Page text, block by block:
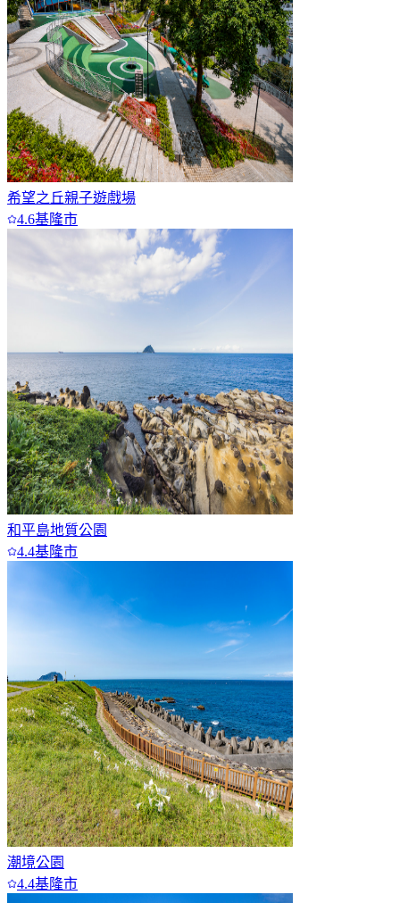
希望之丘親子遊戲場
4.6基隆市
和平島地質公園
4.4基隆市
潮境公園
4.4基隆市